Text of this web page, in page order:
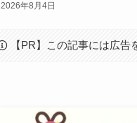
2026年8月4日
【PR】この記事には広告